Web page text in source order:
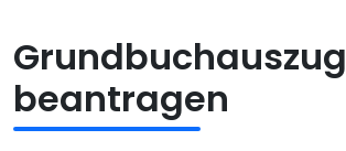
Grundbuchauszug
beantragen